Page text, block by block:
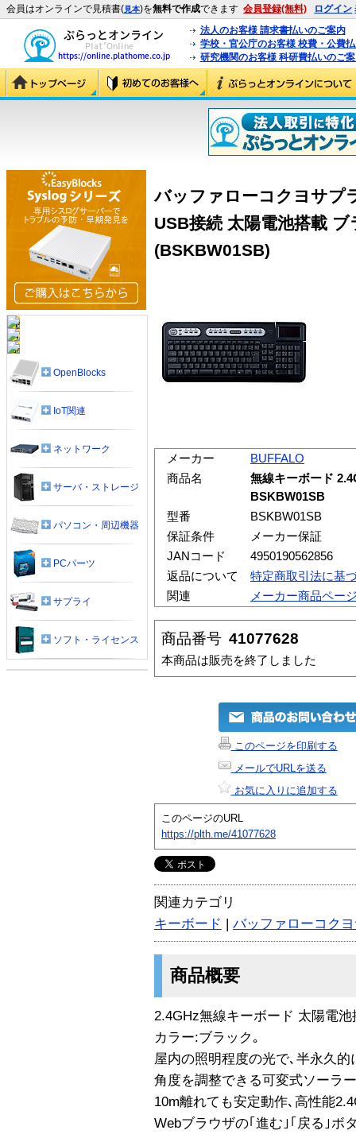
会員はオンラインで見積書(見本)を無料で作成できます 会員登録(無料) ログイン
法人のお客様 請求書払いのご案内
学校・官公庁のお客様 校費・公費
研究機関のお客様 科研費払いのご
バッファローコクヨサプ
USB接続 太陽電池搭載
(BSKBW01SB)
メーカー
BUFFALO
商品名
無線キーボード
BSKBW01SB
型番
BSKBW01SB
保証条件
メーカー保証
JANコード
4950190562856
返品について
特定商取引法に基
関連
メーカー商品ペー
商品番号 41077628
本商品は販売を終了しました
このページを印刷する
メールでURLを送る
お気に入りに追加する
このページのURL
https://plth.me/41077628
関連カテゴリ
キーボード | バッファローコク
商品概要
2.4GHz無線キーボード 太陽電
カラー:ブラック｡
屋内の照明程度の光で､半永久
角度を調整できる可変式ソーラ
10m離れても安定動作､高性能
Webブラウザの｢進む｣｢戻る｣ボ
OpenBlocks
IoT関連
ネットワーク
サーバ・ストレージ
パソコン・周辺機器
PCパーツ
サプライ
ソフト・ライセンス